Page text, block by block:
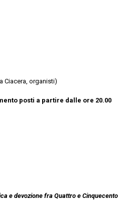
Ciacera, organisti)
posti a partire dalle ore 20.00
e devozione fra Quattro e Cinquecento